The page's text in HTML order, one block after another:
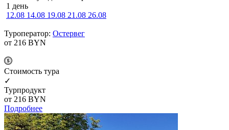
1 день
12.08 14.08 19.08 21.08 26.08
Туроператор: Остервег
от 216 BYN
Cтоимость тура
✓
Турпродукт
от 216 BYN
Подробнее